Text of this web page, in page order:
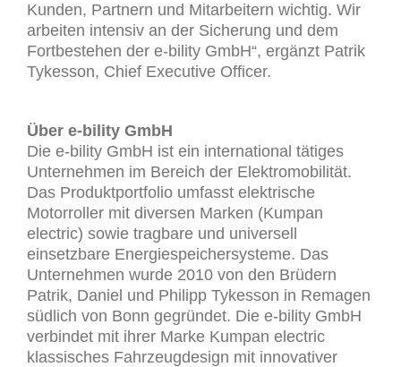
Kunden, Partnern und Mitarbeitern wichtig. Wir
arbeiten intensiv an der Sicherung und dem
Fortbestehen der e-bility GmbH“, ergänzt Patrik
Tykesson, Chief Executive Officer.
Über e-bility GmbH
Die e-bility GmbH ist ein international tätiges
Unternehmen im Bereich der Elektromobilität.
Das Produktportfolio umfasst elektrische
Motorroller mit diversen Marken (Kumpan
electric) sowie tragbare und universell
einsetzbare Energiespeichersysteme. Das
Unternehmen wurde 2010 von den Brüdern
Patrik, Daniel und Philipp Tykesson in Remagen
südlich von Bonn gegründet. Die e-bility GmbH
verbindet mit ihrer Marke Kumpan electric
klassisches Fahrzeugdesign mit innovativer